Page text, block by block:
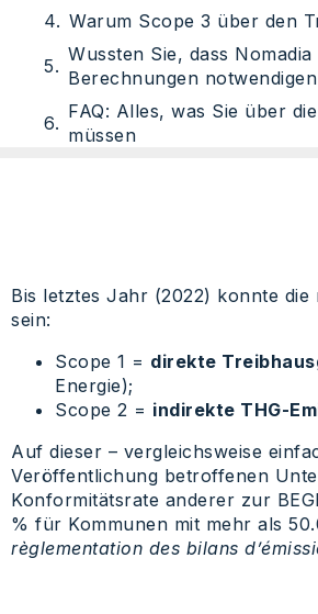
Warum Scope 3 über den
Wussten Sie, dass
Berechnungen
FAQ: Alles, was Sie über
müssen
Bis letztes Jahr (2022) konnte
sein:
Scope 1 = direkte
Energie);
Scope 2 = indirekte THG-
Auf dieser – vergleichsweise
Veröffentlichung betroffenen
Konformitätsrate anderer zur
% für Kommunen mit mehr als
règlementation des bilans